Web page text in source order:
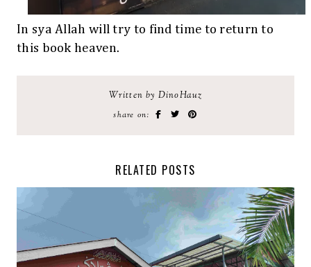
In sya Allah will try to find time to return to
this book heaven.
Written by DinoHauz
share on:
RELATED POSTS